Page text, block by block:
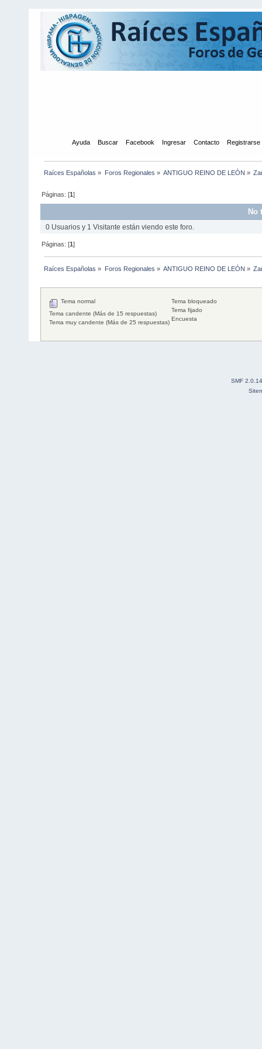
Ayuda Buscar Facebook Ingresar Contacto Registrarse
Raíces Españolas » Foros Regionales » ANTIGUO REINO DE LEÓN »
Páginas: [1]
No
0 Usuarios y 1 Visitante están viendo este foro.
Páginas: [1]
Raíces Españolas » Foros Regionales » ANTIGUO REINO DE LEÓN »
Tema normal
Tema candente (Más de 15 respuestas)
Tema muy candente (Más de 25 respuestas)
Tema bloqueado
Tema fijado
Encuesta
SMF 2.0.14